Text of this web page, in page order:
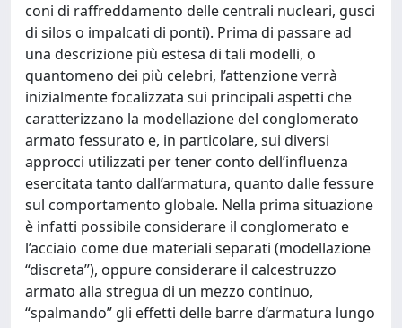
coni di raffreddamento delle centrali nucleari, gusci
di silos o impalcati di ponti). Prima di passare ad
una descrizione più estesa di tali modelli, o
quantomeno dei più celebri, l’attenzione verrà
inizialmente focalizzata sui principali aspetti che
caratterizzano la modellazione del conglomerato
armato fessurato e, in particolare, sui diversi
approcci utilizzati per tener conto dell’influenza
esercitata tanto dall’armatura, quanto dalle fessure
sul comportamento globale. Nella prima situazione
è infatti possibile considerare il conglomerato e
l’acciaio come due materiali separati (modellazione
“discreta”), oppure considerare il calcestruzzo
armato alla stregua di un mezzo continuo,
“spalmando” gli effetti delle barre d’armatura lungo